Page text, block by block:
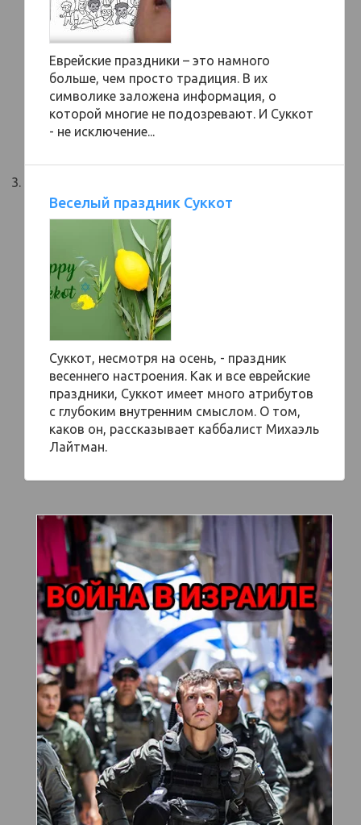
Еврейские праздники – это намного
больше, чем просто традиция. В их
символике заложена информация, о
которой многие не подозревают. И Суккот
- не исключение...
Веселый праздник Суккот
Суккот, несмотря на осень, - праздник
весеннего настроения. Как и все еврейские
праздники, Суккот имеет много атрибутов
с глубоким внутренним смыслом. О том,
каков он, рассказывает каббалист Михаэль
Лайтман.